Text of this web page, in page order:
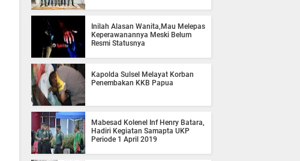
Inilah Alasan Wanita,Mau Melepas
Keperawanannya Meski Belum
Resmi Statusnya
Kapolda Sulsel Melayat Korban
Penembakan KKB Papua
Mabesad Kolenel Inf Henry Batara,
Hadiri Kegiatan Samapta UKP
Periode 1 April 2019